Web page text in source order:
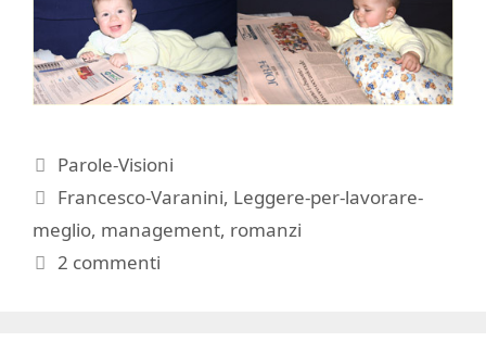
Categorie
Parole-Visioni
Tag
Francesco-Varanini, Leggere-per-lavorare-
meglio, management, romanzi
2 commenti